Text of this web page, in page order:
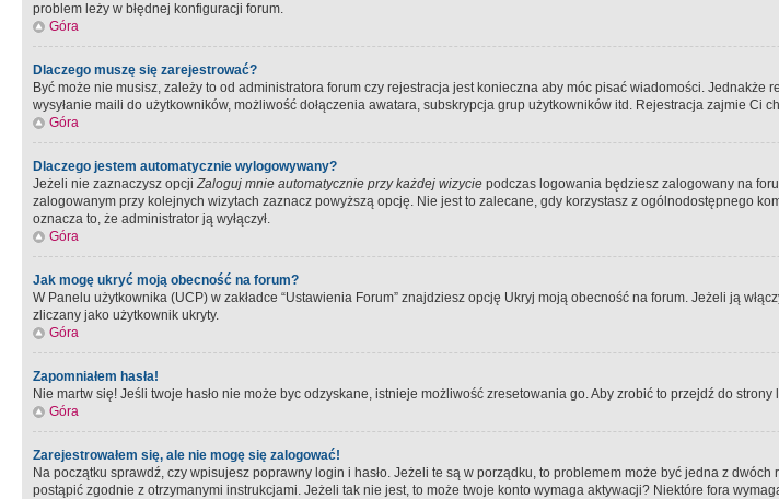
problem leży w błędnej konfiguracji forum.
Góra
Dlaczego muszę się zarejestrować?
Być może nie musisz, zależy to od administratora forum czy rejestracja jest konieczna aby móc pisać wiadomości.
wysyłanie maili do użytkowników, możliwość dołączenia awatara, subskrypcja grup użytkowników itd. Rejestracja zajmie Ci
Góra
Dlaczego jestem automatycznie wylogowywany?
Jeżeli nie zaznaczysz opcjiZaloguj mnie automatycznie przy każdej wizycie podczas logowania będziesz zalogowany na
zalogowanym przy kolejnych wizytach zaznacz powyższą opcję. Nie jest to zalecane, gdy korzystasz z ogólnodostępnego
oznacza to, że administrator ją wyłączył.
Góra
Jak mogę ukryć moją obecność na forum?
W Panelu użytkownika (UCP) w zakładce “Ustawienia Forum” znajdziesz opcję Ukryj moją obecność na forum. Jeżeli ją
zliczany jako użytkownik ukryty.
Góra
Zapomniałem hasła!
Nie martw się! Jeśli twoje hasło nie może byc odzyskane, istnieje możliwość zresetowania go. Aby zrobić to przejdź do
Góra
Zarejestrowałem się, ale nie mogę się zalogować!
Na początku sprawdź, czy wpisujesz poprawny login i hasło. Jeżeli te są w porządku, to problemem może być jedna z dwóch
postąpić zgodnie z otrzymanymi instrukcjami. Jeżeli tak nie jest, to może twoje konto wymaga aktywacji? Niektóre fora